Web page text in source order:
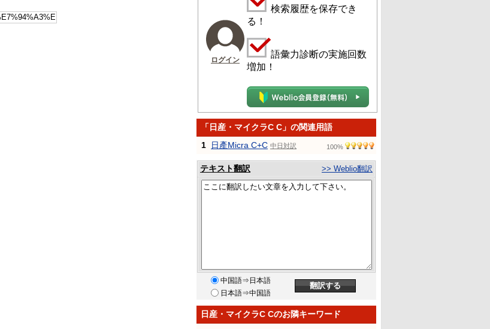
ログイン
検索履歴を保存でき
る！
語彙力診断の実施回数
増加！
「日産・マイクラC C」の関連用語
1
日產Micra C+C 中日対訳 100%
テキスト翻訳 >> Weblio翻訳
中国語⇒日本語
日本語⇒中国語
日産・マイクラC Cのお隣キーワード